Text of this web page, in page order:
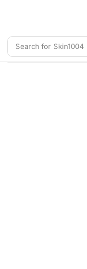
Search for Skin1004